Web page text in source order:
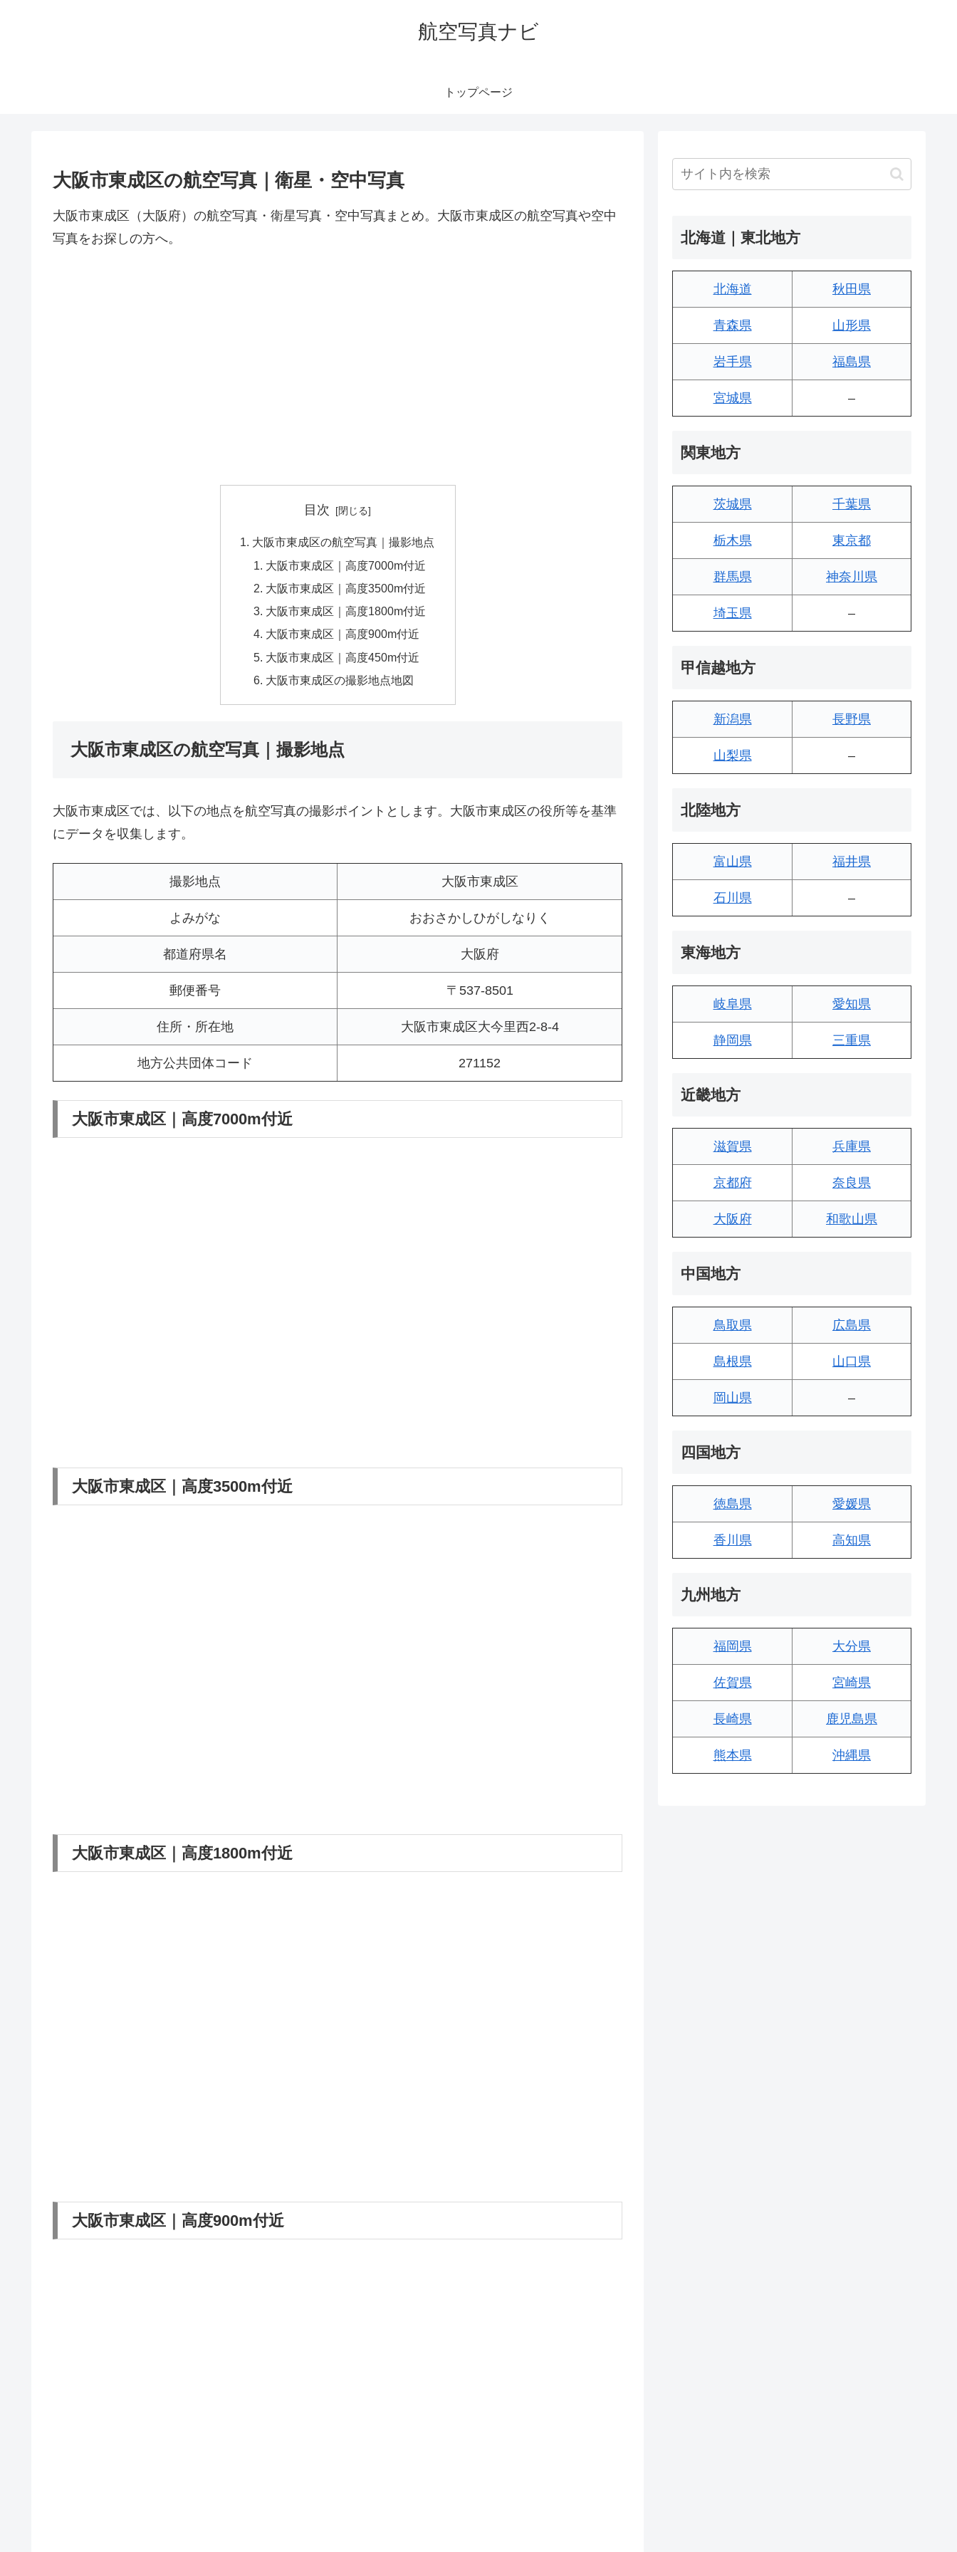
航空写真ナビ
トップページ
大阪市東成区の航空写真｜衛星・空中写真
大阪市東成区（大阪府）の航空写真・衛星写真・空中写真まとめ。大阪市東成区の航空写真や空中
写真をお探しの方へ。
目次
大阪市東成区の航空写真｜撮影地点
大阪市東成区｜高度7000m付近
大阪市東成区｜高度3500m付近
大阪市東成区｜高度1800m付近
大阪市東成区｜高度900m付近
大阪市東成区｜高度450m付近
大阪市東成区の撮影地点地図
大阪市東成区の航空写真｜撮影地点
大阪市東成区では、以下の地点を航空写真の撮影ポイントとします。大阪市東成区の役所等を基準
にデータを収集します。
撮影地点 大阪市東成区
よみがな おおさかしひがしなりく
都道府県名 大阪府
郵便番号 〒537-8501
住所・所在地 大阪市東成区大今里西2-8-4
地方公共団体コード 271152
大阪市東成区｜高度7000m付近
大阪市東成区｜高度3500m付近
大阪市東成区｜高度1800m付近
大阪市東成区｜高度900m付近
北海道｜東北地方
北海道 秋田県
青森県 山形県
岩手県 福島県
宮城県 –
関東地方
茨城県 千葉県
栃木県 東京都
群馬県 神奈川県
埼玉県 –
甲信越地方
新潟県 長野県
山梨県 –
北陸地方
富山県 福井県
石川県 –
東海地方
岐阜県 愛知県
静岡県 三重県
近畿地方
滋賀県 兵庫県
京都府 奈良県
大阪府 和歌山県
中国地方
鳥取県 広島県
島根県 山口県
岡山県 –
四国地方
徳島県 愛媛県
香川県 高知県
九州地方
福岡県 大分県
佐賀県 宮崎県
長崎県 鹿児島県
熊本県 沖縄県